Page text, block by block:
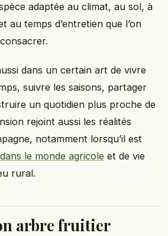
adaptée au climat, au sol, à
au temps d’entretien que l’on
dans un certain art de vivre
suivre les saisons, partager
un quotidien plus proche de
rejoint aussi les réalités
notamment lorsqu’il est
le monde agricole et de vie
rural.
arbre fruitier